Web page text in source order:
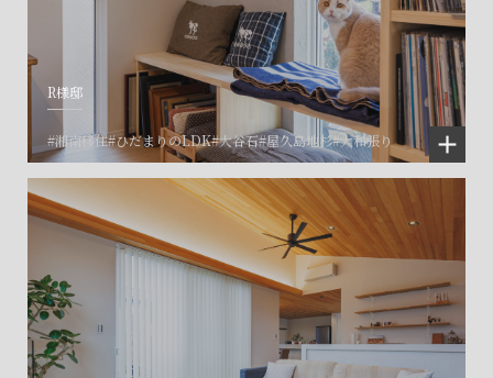
R様邸
#湘南移住#ひだまりのLDK#大谷石#屋久島地杉#大和張り